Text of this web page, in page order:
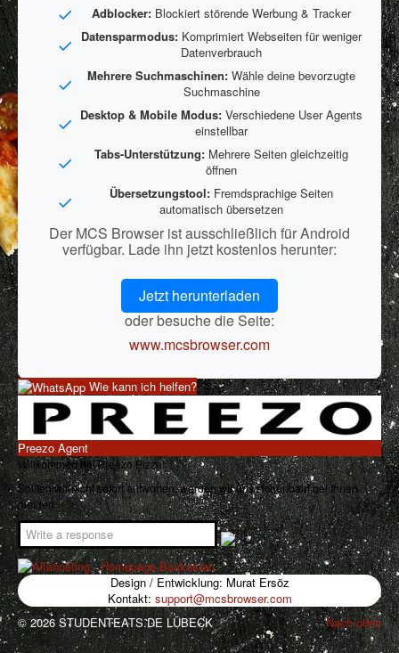
Adblocker: Blockiert störende Werbung & Tracker
Datensparmodus: Komprimiert Webseiten für weniger
Datenverbrauch
Mehrere Suchmaschinen: Wähle deine bevorzugte
Suchmaschine
Desktop & Mobile Modus: Verschiedene User Agents
einstellbar
Tabs-Unterstützung: Mehrere Seiten gleichzeitig
öffnen
Übersetzungstool: Fremdsprachige Seiten
automatisch übersetzen
Der MCS Browser ist ausschließlich für Android
verfügbar. Lade ihn jetzt kostenlos herunter:
Jetzt herunterladen
oder besuche die Seite:
www.mcsbrowser.com
Wie kann ich helfen?
Preezo Agent
Willkommen bei Preezo Pizza!
Sollten wir nicht sofort antworten, werden wir uns sicher bald bei Ihnen
melden.
Design / Entwicklung: Murat Ersöz
Kontakt: support@mcsbrowser.com
Nach oben
© 2026 STUDENTEATS.DE LÜBECK